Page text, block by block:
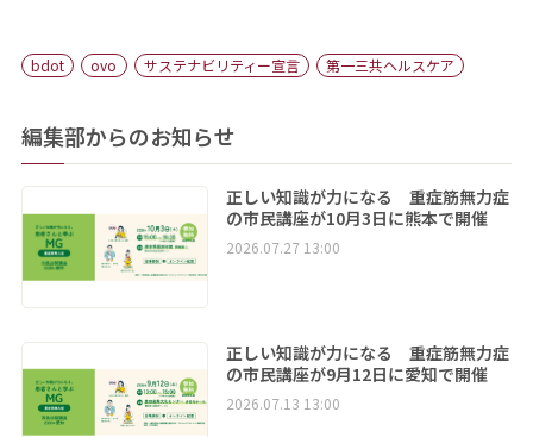
bdot ovo サステナビリティー宣言 第一三共ヘルスケア
編集部からのお知らせ
正しい知識が力になる 重症筋無力症
の市民講座が10月3日に熊本で開催
2026.07.27 13:00
正しい知識が力になる 重症筋無力症
の市民講座が9月12日に愛知で開催
2026.07.13 13:00